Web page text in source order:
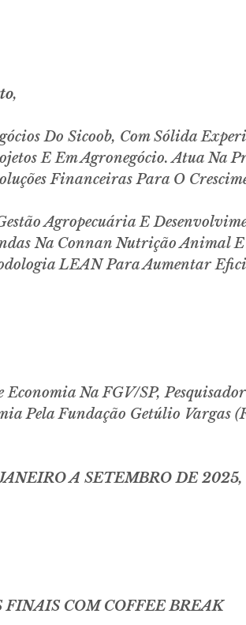
,
Do Sicoob, Com Sólida
E Em Agronegócio. Atua Na
Financeiras Para O
Agropecuária E
Na Connan Nutrição Animal
LEAN Para Aumentar
Economia Na FGV/SP,
Pela Fundação Getúlio Vargas
A SETEMBRO DE
COM COFFEE BREAK